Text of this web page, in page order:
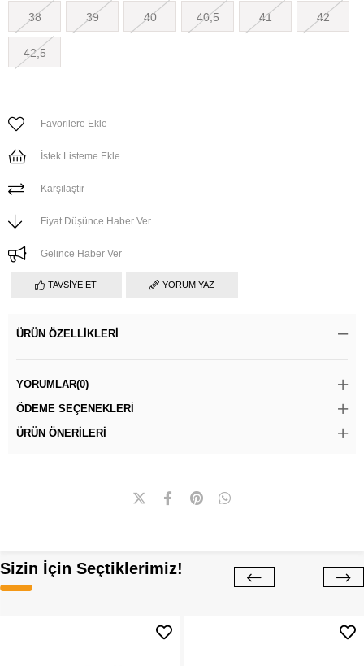
38 39 40 40,5 41 42
42,5
Favorilere Ekle
İstek Listeme Ekle
Karşılaştır
Fiyat Düşünce Haber Ver
Gelince Haber Ver
TAVSIYE ET YORUM YAZ
ÜRÜN ÖZELLIKLERI
YORUMLAR(0)
ÖDEME SEÇENEKLERI
ÜRÜN ÖNERILERI
Sizin İçin Seçtiklerimiz!